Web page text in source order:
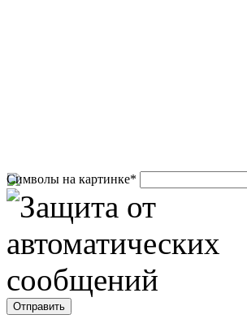
Символы на картинке*